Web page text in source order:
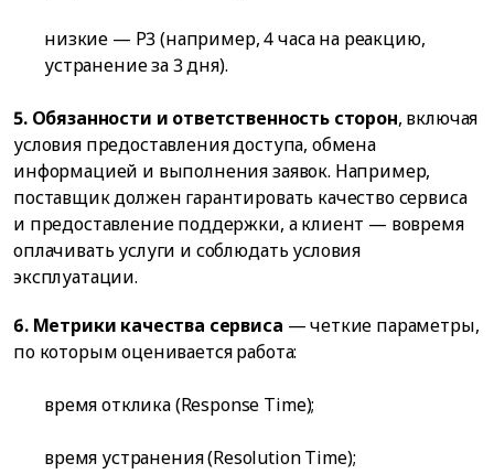
низкие — P3 (например, 4 часа на реакцию,
устранение за 3 дня).
5. Обязанности и ответственность сторон, включая
условия предоставления доступа, обмена
информацией и выполнения заявок. Например,
поставщик должен гарантировать качество сервиса
и предоставление поддержки, а клиент — вовремя
оплачивать услуги и соблюдать условия
эксплуатации.
6. Метрики качества сервиса — четкие параметры,
по которым оценивается работа:
время отклика (Response Time);
время устранения (Resolution Time);